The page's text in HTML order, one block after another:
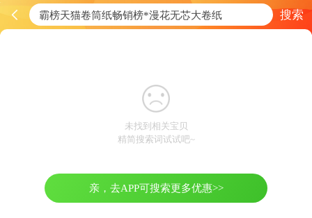
搜索
未找到相关宝贝
精简搜索词试试吧~
亲，去APP可搜索更多优惠>>